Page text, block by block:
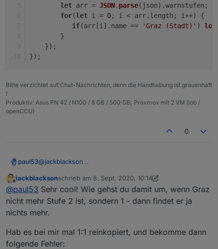
let arr = JSON. parse(json).warnstufen ;
for(let i = 0; i < arr. length ; i++) {
if(arr[i]. name == 'Graz (Stadt)' ) log
        }
    });
});
Bitte verzichtet auf Chat-Nachrichten, denn die Handhabung ist grauenhaft
!
Produktiv: Asus PN 42 / N100 / 8 GB / 500 GB; Proxmox mit 2 VM (iob /
openCCU)
0
paul53@jackblackson
Warnstufe 2:
const url = 'https://corona-ampel.gv.at/sites/
schedule('* * * * *', function() {
request(url, function(err, response,
        let arr = JSON.parse(json).warnstufen;
if(arr[i].name == 'Graz (Stadt)')
        }
Offline
jackblacksonschrieb am 8. Sept. 2020, 10:14
zuletzt editiert von jackblackson9. Aug. 2020, 12:17
@paul53 Sehr cool! Wie gehst du damit um, wenn Graz
nicht mehr Stufe 2 ist, sondern 1 - dann findet er ja
nichts mehr.
Hab es bei mir mal 1:1 reinkopiert, und bekomme dann
folgende Fehler: